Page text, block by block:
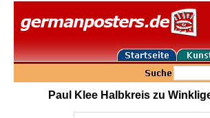
Paul Klee Halbkreis zu